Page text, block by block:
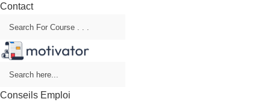
Contact
Conseils Emploi